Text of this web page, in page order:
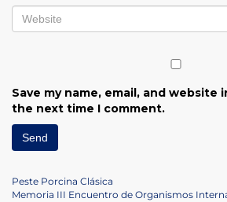
Save my name, email, and website
the next time I comment.
Post
Previous
Post
Peste Porcina Clásica
Next
Memoria III Encuentro de Organismos